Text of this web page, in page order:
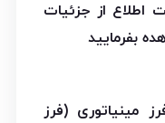
اطلاع از جزئیات
بفرمایید
مینیاتوری (فرز